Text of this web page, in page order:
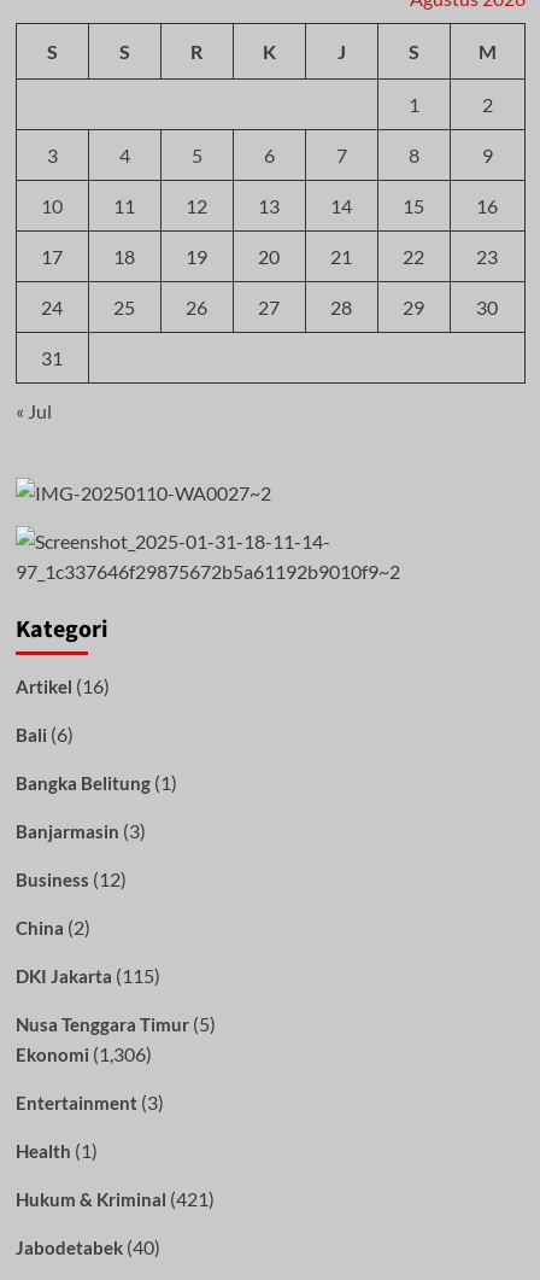
S S R K J S M
1 2
3 4 5 6 7 8 9
10 11 12 13 14 15 16
17 18 19 20 21 22 23
24 25 26 27 28 29 30
31
« Jul
Kategori
Artikel (16)
Bali (6)
Bangka Belitung(1)
Banjarmasin (3)
Business (12)
China (2)
DKI Jakarta (115)
Nusa Tenggara Timur(5)
Ekonomi (1,306)
Entertainment(3)
Health (1)
Hukum & Kriminal (421)
Jabodetabek(40)